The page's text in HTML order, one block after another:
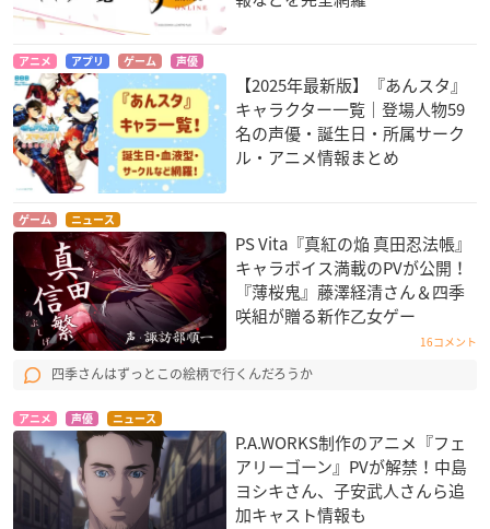
アニメ アプリ ゲーム 声優
【2025年最新版】『あんスタ』
キャラクター一覧｜登場人物59
名の声優・誕生日・所属サーク
ル・アニメ情報まとめ
ゲーム ニュース
PS Vita『真紅の焔 真田忍法帳』
キャラボイス満載のPVが公開！
『薄桜鬼』藤澤経清さん＆四季
咲組が贈る新作乙女ゲー
16コメント
四季さんはずっとこの絵柄で行くんだろうか
アニメ 声優 ニュース
P.A.WORKS制作のアニメ『フェ
アリーゴーン』PVが解禁！中島
ヨシキさん、子安武人さんら追
加キャスト情報も